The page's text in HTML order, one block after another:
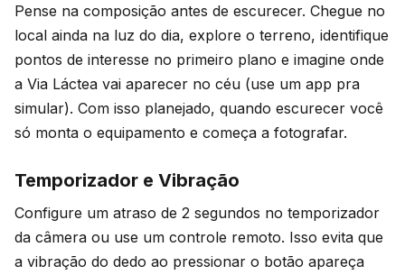
Pense na composição antes de escurecer. Chegue no
local ainda na luz do dia, explore o terreno, identifique
pontos de interesse no primeiro plano e imagine onde
a Via Láctea vai aparecer no céu (use um app pra
simular). Com isso planejado, quando escurecer você
só monta o equipamento e começa a fotografar.
Temporizador e Vibração
Configure um atraso de 2 segundos no temporizador
da câmera ou use um controle remoto. Isso evita que
a vibração do dedo ao pressionar o botão apareça